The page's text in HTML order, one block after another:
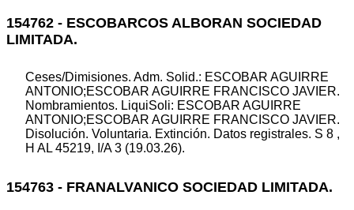
154762 - ESCOBARCOS ALBORAN SOCIEDAD
LIMITADA.
Ceses/Dimisiones. Adm. Solid.: ESCOBAR AGUIRRE
ANTONIO;ESCOBAR AGUIRRE FRANCISCO JAVIER.
Nombramientos. LiquiSoli: ESCOBAR AGUIRRE
ANTONIO;ESCOBAR AGUIRRE FRANCISCO JAVIER.
Disolución. Voluntaria. Extinción. Datos registrales. S 8 ,
H AL 45219, I/A 3 (19.03.26).
154763 - FRANALVANICO SOCIEDAD LIMITADA.